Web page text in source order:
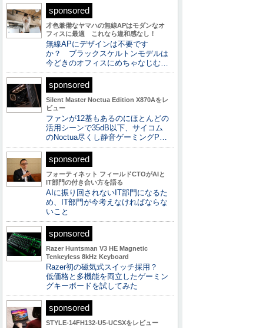
sponsored
才色兼備なヤマハの無線APはモダンなオ
フィスに最適 これなら違和感なし！
無線APにデザインは不要です
か？ ブラックスケルトンモデルは
今どきのオフィスにめちゃなじむ…
sponsored
Silent Master Noctua Edition X870Aをレ
ビュー
ファンが12基もあるのにほとんどの
活用シーンで35dB以下、サイコム
のNoctua尽くし静音ゲーミングP…
sponsored
フォーティネット フィールドCTOがAIと
IT部門の付き合い方を語る
AIに振り回されないIT部門になるた
め、IT部門が今考えなければならな
いこと
sponsored
Razer Huntsman V3 HE Magnetic
Tenkeyless 8kHz Keyboard
Razer初の磁気式スイッチ採用？
低価格と多機能を両立したゲーミン
グキーボードを試してみた
sponsored
STYLE-14FH132-U5-UCSXをレビュー